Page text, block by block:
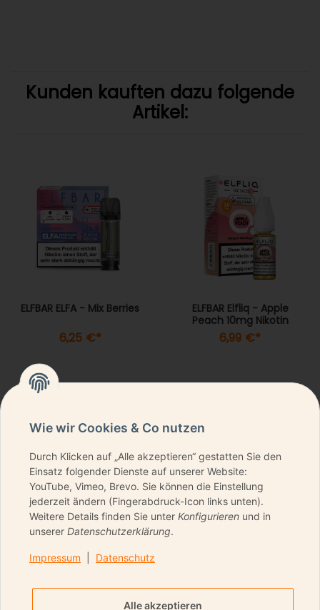
Kunden kauften dazu folgende
Artikel:
ELFBAR ELFA - Mix Berries
6,25 €*
ELFBAR Elfliq - Apple
Peach 10mg Nikotin
6,99 €*
NEWSLETTER ABONNIEREN & KEINE DEALS
VERPASSEN
Datenschutzerklärungregelmäßig und jederzeit
widerruflich Informationen zu Ihrem Produktsortiment per
Wie wir Cookies & Co nutzen
Durch Klicken auf „Alle akzeptieren“ gestatten Sie den
Einsatz folgender Dienste auf unserer Website:
YouTube, Vimeo, Brevo. Sie können die Einstellung
jederzeit ändern (Fingerabdruck-Icon links unten).
Weitere Details finden Sie unter Konfigurieren und in
unserer Datenschutzerklärung.
Impressum Datenschutz
Alle akzeptieren